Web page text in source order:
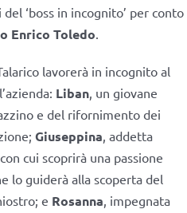
‘boss in incognito’ per conto
Enrico Toledo.
lavorerà in incognito al
Liban, un giovane
e del rifornimento dei
Giuseppina, addetta
cui scoprirà una passione
lo guiderà alla scoperta del
e Rosanna, impegnata